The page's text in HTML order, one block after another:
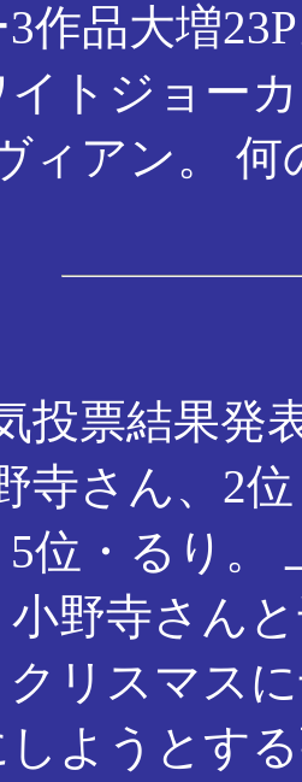
作品大増
トジョー
ィアン。
投票結果発
寺さん、2
位・るり。
小野寺さん
リスマス
しようとす